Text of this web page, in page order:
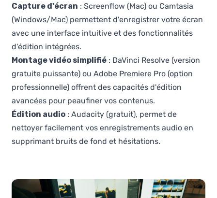
Capture d'écran : Screenflow (Mac) ou Camtasia
(Windows/Mac) permettent d'enregistrer votre écran
avec une interface intuitive et des fonctionnalités
d'édition intégrées.
Montage vidéo simplifié : DaVinci Resolve (version
gratuite puissante) ou Adobe Premiere Pro (option
professionnelle) offrent des capacités d'édition
avancées pour peaufiner vos contenus.
Édition audio : Audacity (gratuit), permet de
nettoyer facilement vos enregistrements audio en
supprimant bruits de fond et hésitations.